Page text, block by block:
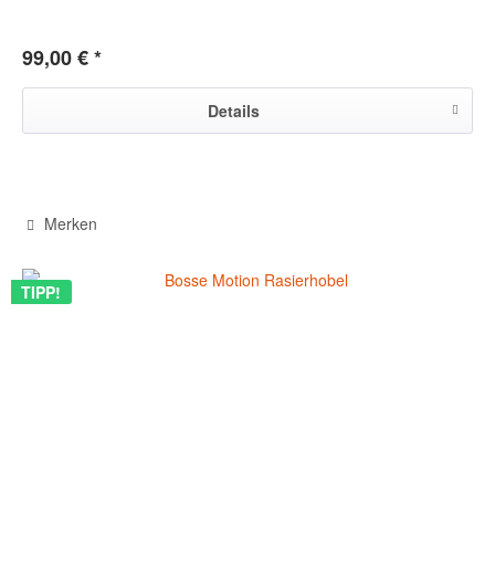
99,00 € *
Details
Merken
TIPP!